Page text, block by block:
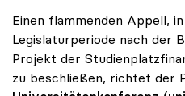
Einen flammenden Appell,
Legislaturperiode nach der
Projekt der
zu beschließen, richtet der